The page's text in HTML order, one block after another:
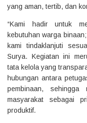
yang aman, tertib, dan
“Kami hadir untuk
kebutuhan warga
kami tindaklanjuti
Surya. Kegiatan ini
tata kelola yang
hubungan antara
pembinaan,
masyarakat sebagai
produktif.